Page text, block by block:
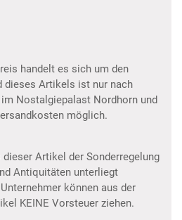
handelt es sich um den
dieses Artikels ist nur nach
Nostalgiepalast Nordhorn und
möglich.
Artikel der Sonderregelung
Antiquitäten unterliegt
können aus der
KEINE Vorsteuer ziehen.